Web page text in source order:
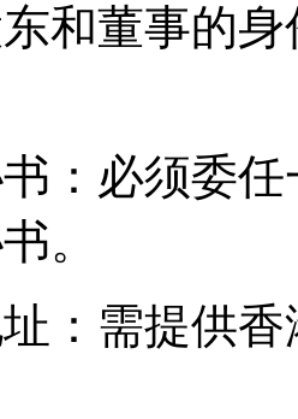
董事的身
必须委任
。
需提供香